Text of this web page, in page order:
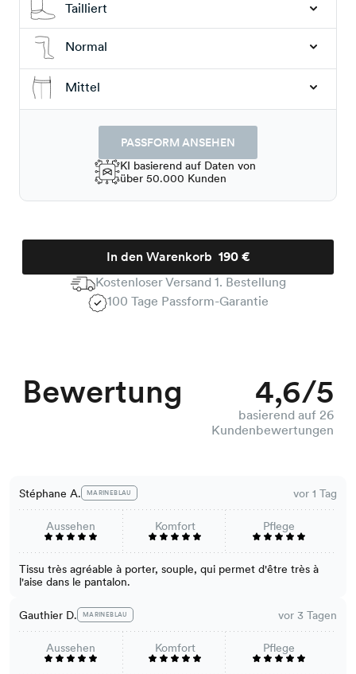
Tailliert
Normal
Mittel
PASSFORM ANSEHEN
KI basierend auf Daten von
über 50.000 Kunden
In den Warenkorb
Kostenloser Versand 1. Bestellung
100 Tage Passform-Garantie
Bewertung 4,6/5
basierend auf 26
Kundenbewertungen
Stéphane A. MARINEBLAU vor 1 Tag
Aussehen Komfort Pflege
Tissu très agréable à porter, souple, qui permet d'être très à
l'aise dans le pantalon.
Gauthier D. MARINEBLAU vor 3 Tagen
Aussehen Komfort Pflege